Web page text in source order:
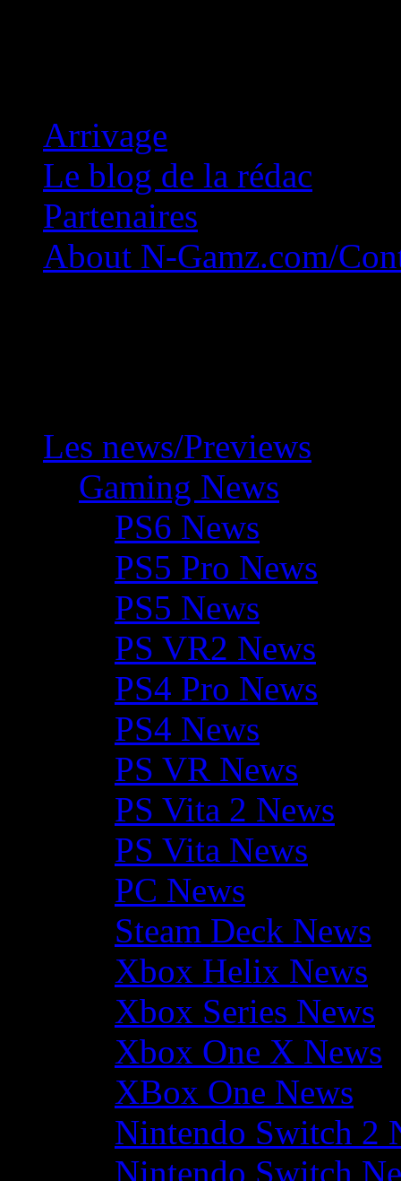
Arrivage
Le blog de la rédac
Partenaires
About N-Gamz.com/
Les news/Previews
Gaming News
PS6 News
PS5 Pro News
PS5 News
PS VR2 News
PS4 Pro News
PS4 News
PS VR News
PS Vita 2 News
PS Vita News
PC News
Steam Deck News
Xbox Helix News
Xbox Series News
Xbox One X News
XBox One News
Nintendo Switch 2
Nintendo Switch